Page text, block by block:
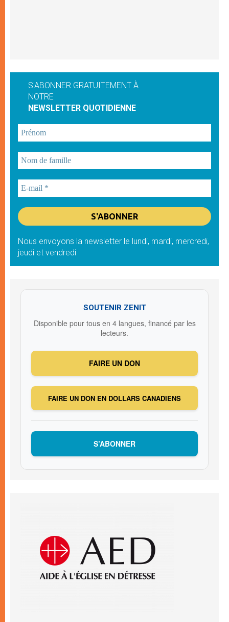
S'ABONNER GRATUITEMENT À
NOTRE
NEWSLETTER QUOTIDIENNE
Nous envoyons la newsletter le lundi, mardi, mercredi,
jeudi et vendredi
SOUTENIR ZENIT
Disponible pour tous en 4 langues, financé par les
lecteurs.
FAIRE UN DON
FAIRE UN DON EN DOLLARS CANADIENS
S’ABONNER